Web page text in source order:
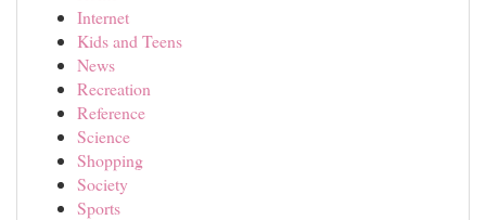
Internet
Kids and Teens
News
Recreation
Reference
Science
Shopping
Society
Sports